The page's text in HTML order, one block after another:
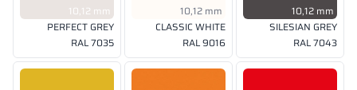
10,12 mm
PERFECT GREY
RAL 7035
10,12 mm
CLASSIC WHITE
RAL 9016
10,12 mm
SILESIAN GREY
RAL 7043